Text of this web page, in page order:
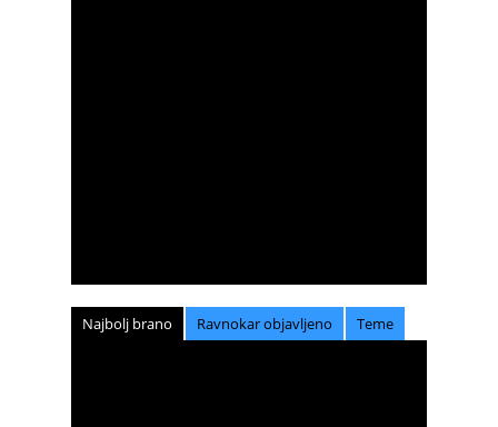
Najbolj brano Ravnokar objavljeno Teme